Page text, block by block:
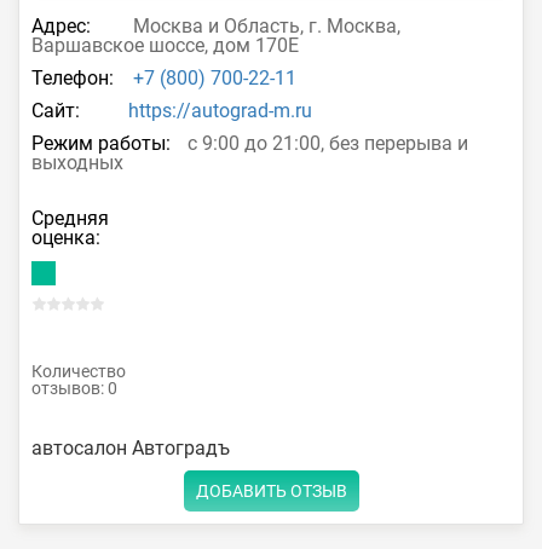
Адрес:
Москва и Область, г. Москва,
Варшавское шоссе, дом 170Е
Телефон:
+7 (800) 700-22-11
Сайт:
https://autograd-m.ru
Режим работы:
с 9:00 до 21:00, без перерыва и
выходных
Средняя
оценка:
Количество
отзывов: 0
автосалон Автоградъ
ДОБАВИТЬ ОТЗЫВ